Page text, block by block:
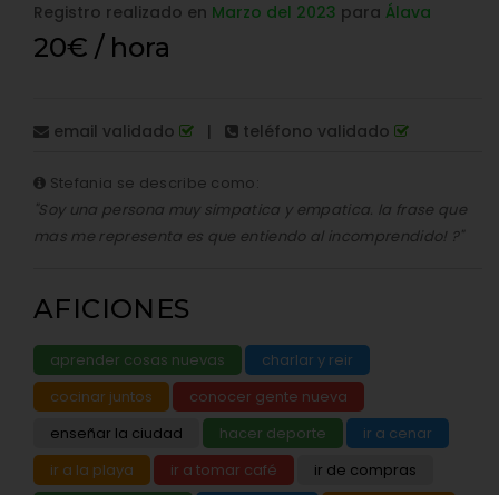
Registro realizado en Marzo del 2023 para Álava
20€ / hora
email validado | teléfono validado
Stefania se describe como:
"Soy una persona muy simpatica y empatica. la frase que
mas me representa es que entiendo al incomprendido! ?"
AFICIONES
aprender cosas nuevas
charlar y reir
cocinar juntos
conocer gente nueva
enseñar la ciudad
hacer deporte
ir a cenar
ir a la playa
ir a tomar café
ir de compras